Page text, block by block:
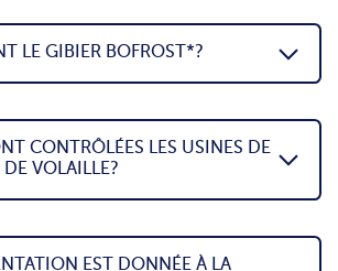
LE GIBIER BOFROST*?
CONTRÔLÉES LES USINES DE
VOLAILLE?
EST DONNÉE À LA